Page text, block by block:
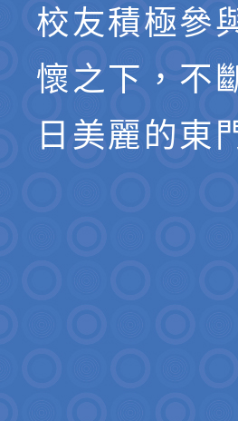
校友積極參
懷之下，不
日美麗的東